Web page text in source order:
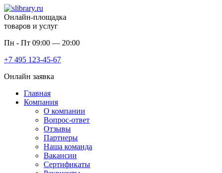
Онлайн-площадка
товаров и услуг
Пн - Пт 09:00 — 20:00
+7 495 123-45-67
Онлайн заявка
Главная
Компания
О компании
Вопрос-ответ
Отзывы
Партнеры
Наша команда
Вакансии
Сертификаты